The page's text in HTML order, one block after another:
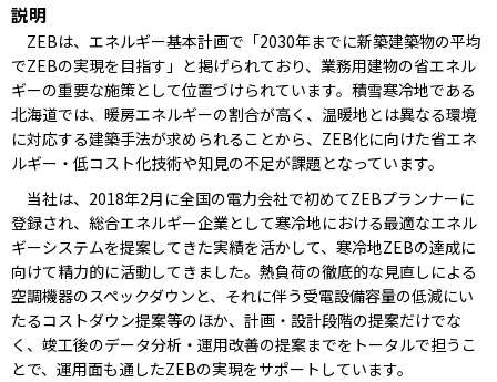
説明
ZEBは、エネルギー基本計画で「2030年までに新築建築物の平均
でZEBの実現を目指す」と掲げられており、業務用建物の省エネル
ギーの重要な施策として位置づけられています。積雪寒冷地である
北海道では、暖房エネルギーの割合が高く、温暖地とは異なる環境
に対応する建築手法が求められることから、ZEB化に向けた省エネ
ルギー・低コスト化技術や知見の不足が課題となっています。
当社は、2018年2月に全国の電力会社で初めてZEBプランナーに
登録され、総合エネルギー企業として寒冷地における最適なエネル
ギーシステムを提案してきた実績を活かして、寒冷地ZEBの達成に
向けて精力的に活動してきました。熱負荷の徹底的な見直しによる
空調機器のスペックダウンと、それに伴う受電設備容量の低減にい
たるコストダウン提案等のほか、計画・設計段階の提案だけでな
く、竣工後のデータ分析・運用改善の提案までをトータルで担うこ
とで、運用面も通したZEBの実現をサポートしています。